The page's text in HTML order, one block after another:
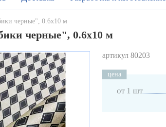
черные", 0.6х10 м
черные", 0.6х10 м
артикул 80203
цена
от 1 шт